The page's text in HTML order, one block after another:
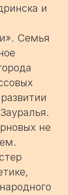
и
Семья
не